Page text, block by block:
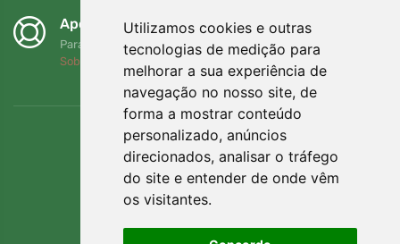
Utilizamos cookies e outras
tecnologias de medição para
melhorar a sua experiência de
navegação no nosso site, de
forma a mostrar conteúdo
personalizado, anúncios
direcionados, analisar o tráfego
do site e entender de onde vêm
os visitantes.
Apoiamos a Trees.org
Para cada encomenda plantamos uma árvore! Leia mais
Sobre nós